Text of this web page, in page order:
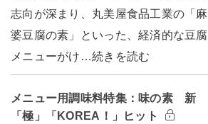
志向が深まり、丸美屋食品工業の「麻
婆豆腐の素」といった、経済的な豆腐
メニューがけ…続きを読む
メニュー用調味料特集：味の素 新
「極」「KOREA！」ヒット